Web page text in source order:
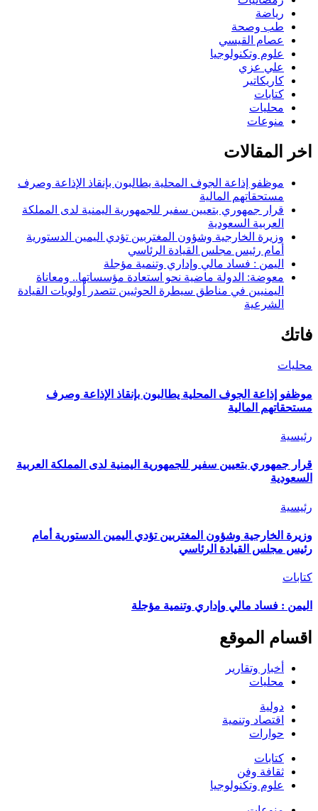
رياضة
طب وصحة
عصام القيسي
علوم وتكنولوجيا
علي عزي
كاريكاتير
كتابات
محليات
منوعات
اخر المقالات
موظفو إذاعة الجوف المحلية يطالبون بإنقاذ الإذاعة وصرف
مستحقاتهم المالية
قرار جمهوري بتعيين سفير للجمهورية اليمنية لدى المملكة
العربية السعودية
وزيرة الخارجية وشؤون المغتربين تؤدي اليمين الدستورية
أمام رئيس مجلس القيادة الرئاسي
اليمن : فساد مالي وإداري وتنمية مؤجلة
معوضة: الدولة ماضية نحو استعادة مؤسساتها.. ومعاناة
اليمنيين في مناطق سيطرة الحوثيين تتصدر أولويات القيادة
الشرعية
فاتك
محليات
موظفو إذاعة الجوف المحلية يطالبون بإنقاذ الإذاعة وصرف
مستحقاتهم المالية
رئيسية
قرار جمهوري بتعيين سفير للجمهورية اليمنية لدى المملكة العربية
السعودية
رئيسية
وزيرة الخارجية وشؤون المغتربين تؤدي اليمين الدستورية أمام
رئيس مجلس القيادة الرئاسي
كتابات
اليمن : فساد مالي وإداري وتنمية مؤجلة
اقسام الموقع
أخبار وتقارير
محليات
دولية
اقتصاد وتنمية
حوارات
كتابات
ثقافة وفن
علوم وتكنولوجيا